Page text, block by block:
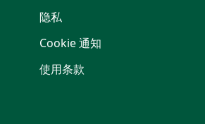
隐私
Cookie 通知
使用条款